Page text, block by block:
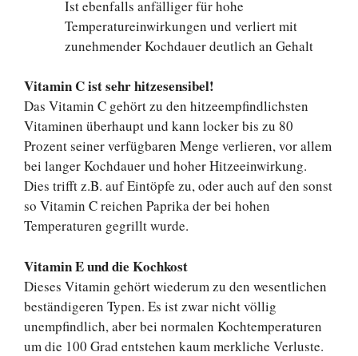
Ist ebenfalls anfälliger für hohe
Temperatureinwirkungen und verliert mit
zunehmender Kochdauer deutlich an Gehalt
Vitamin C ist sehr hitzesensibel!
Das Vitamin C gehört zu den hitzeempfindlichsten
Vitaminen überhaupt und kann locker bis zu 80
Prozent seiner verfügbaren Menge verlieren, vor allem
bei langer Kochdauer und hoher Hitzeeinwirkung.
Dies trifft z.B. auf Eintöpfe zu, oder auch auf den sonst
so Vitamin C reichen Paprika der bei hohen
Temperaturen gegrillt wurde.
Vitamin E und die Kochkost
Dieses Vitamin gehört wiederum zu den wesentlichen
beständigeren Typen. Es ist zwar nicht völlig
unempfindlich, aber bei normalen Kochtemperaturen
um die 100 Grad entstehen kaum merkliche Verluste.